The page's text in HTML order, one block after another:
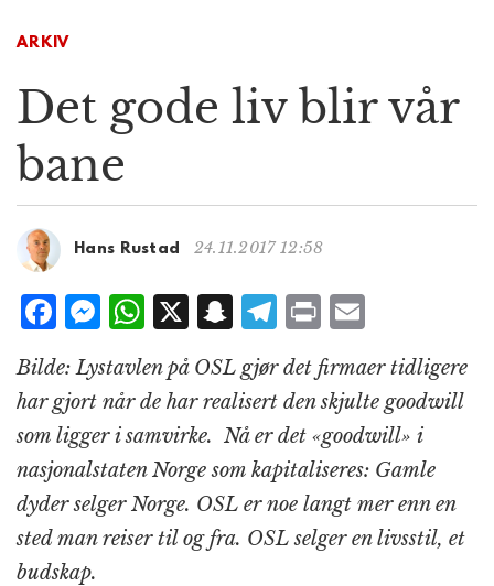
a
t
n
ARKIV
Det gode liv blir vår
bane
Hans Rustad 24.11.2017 12:58
F
c
e
b
o
o
k
M
ss
e
n
g
e
r
W
at
s
A
p
p
X S
n
a
p
c
h
at
T
el
e
g
r
a
m
P
ri
n
t
m
ai
l
Bilde: Lystavlen på OSL gjør det firmaer tidligere
har gjort når de har realisert den skjulte goodwill
som ligger i samvirke. Nå er det «goodwill» i
nasjonalstaten Norge som kapitaliseres: Gamle
dyder selger Norge. OSL er noe langt mer enn en
sted man reiser til og fra. OSL selger en livsstil, et
budskap.